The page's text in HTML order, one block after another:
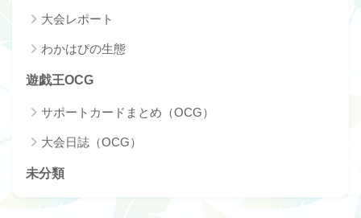
大会レポート
わかはぴの生態
遊戯王OCG
サポートカードまとめ（OCG）
大会日誌（OCG）
未分類